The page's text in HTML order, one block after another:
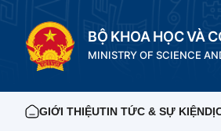
BỘ KHOA HỌC VÀ
MINISTRY OF SCIENCE
GIỚI THIỆUTIN TỨC & SỰ KIỆN